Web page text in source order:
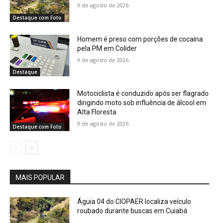
Destaque com Foto
9 de agosto de 2026
Destaque
Homem é preso com porções de cocaína
pela PM em Colíder
9 de agosto de 2026
Destaque com Foto
Motociclista é conduzido após ser flagrado
dirigindo moto sob influência de álcool em
Alta Floresta
9 de agosto de 2026
MAIS POPULAR
Águia 04 do CIOPAER localiza veículo
roubado durante buscas em Cuiabá